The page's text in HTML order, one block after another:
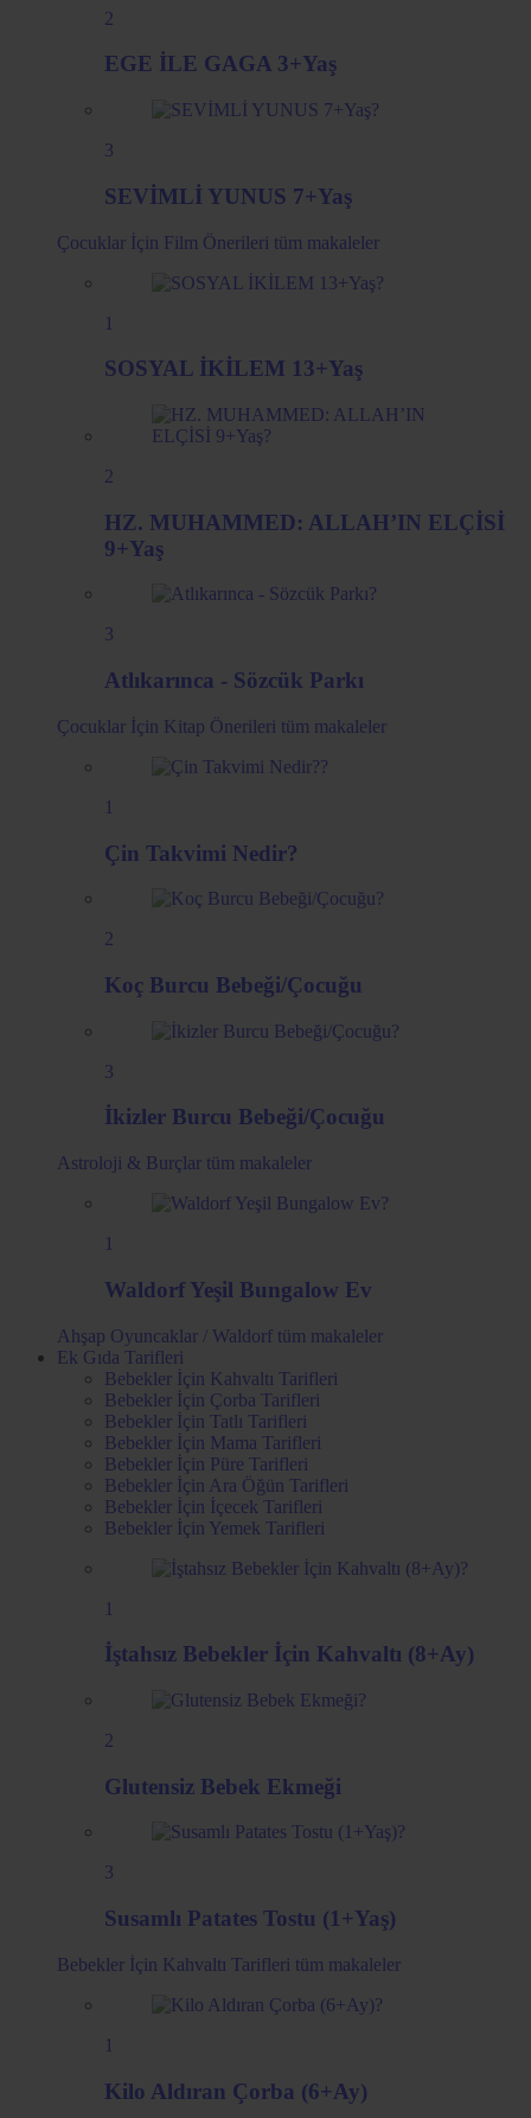
2
EGE İLE GAGA 3+Yaş
3
SEVİMLİ YUNUS 7+Yaş
Çocuklar İçin Film Önerileri tüm makaleler
1
SOSYAL İKİLEM 13+Yaş
2
HZ. MUHAMMED: ALLAH’IN ELÇİSİ
9+Yaş
3
Atlıkarınca - Sözcük Parkı
Çocuklar İçin Kitap Önerileri tüm makaleler
1
Çin Takvimi Nedir?
2
Koç Burcu Bebeği/Çocuğu
3
İkizler Burcu Bebeği/Çocuğu
Astroloji & Burçlar tüm makaleler
1
Waldorf Yeşil Bungalow Ev
Ahşap Oyuncaklar / Waldorf tüm makaleler
Ek Gıda Tarifleri
Bebekler İçin Kahvaltı Tarifleri
Bebekler İçin Çorba Tarifleri
Bebekler İçin Tatlı Tarifleri
Bebekler İçin Mama Tarifleri
Bebekler İçin Püre Tarifleri
Bebekler İçin Ara Öğün Tarifleri
Bebekler İçin İçecek Tarifleri
Bebekler İçin Yemek Tarifleri
1
İştahsız Bebekler İçin Kahvaltı (8+Ay)
2
Glutensiz Bebek Ekmeği
3
Susamlı Patates Tostu (1+Yaş)
Bebekler İçin Kahvaltı Tarifleri tüm makaleler
1
Kilo Aldıran Çorba (6+Ay)